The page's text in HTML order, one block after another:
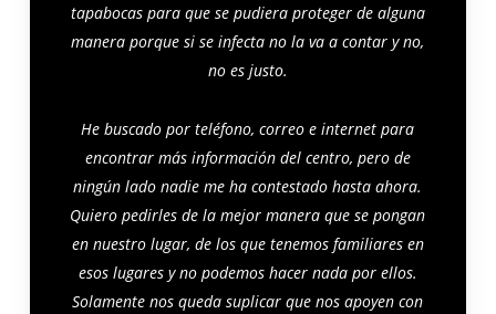
tapabocas para que se pudiera proteger de alguna
manera porque si se infecta no la va a contar y no,
no es justo.
He buscado por teléfono, correo e internet para
encontrar más información del centro, pero de
ningún lado nadie me ha contestado hasta ahora.
Quiero pedirles de la mejor manera que se pongan
en nuestro lugar, de los que tenemos familiares en
esos lugares y no podemos hacer nada por ellos.
Solamente nos queda suplicar que nos apoyen con